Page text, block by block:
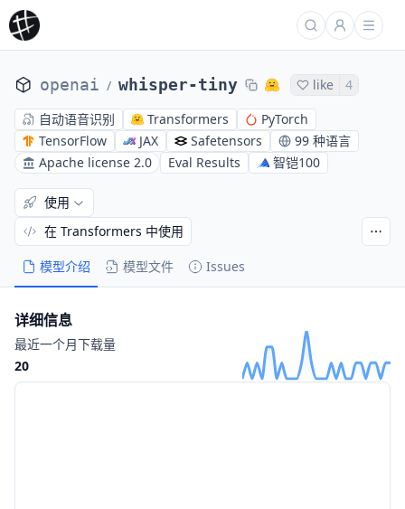
openai / whisper-tiny like
4
自动语音识别
Transformers
PyTorch
TensorFlow
JAX Safetensors
99 种语言
Apache license 2.0
Eval Results 智铠100
模型介绍 模型文件 Issues
使用
在 Transformers 中使用
详细信息
最近一个月下载量
20